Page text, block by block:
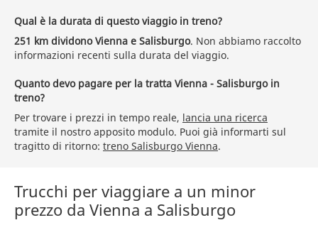
Qual è la durata di questo viaggio in treno?
251 km dividono Vienna e Salisburgo. Non abbiamo raccolto
informazioni recenti sulla durata del viaggio.
Quanto devo pagare per la tratta Vienna - Salisburgo in
treno?
Per trovare i prezzi in tempo reale, lancia una ricerca
tramite il nostro apposito modulo. Puoi già informarti sul
tragitto di ritorno: treno Salisburgo Vienna.
Trucchi per viaggiare a un minor
prezzo da Vienna a Salisburgo